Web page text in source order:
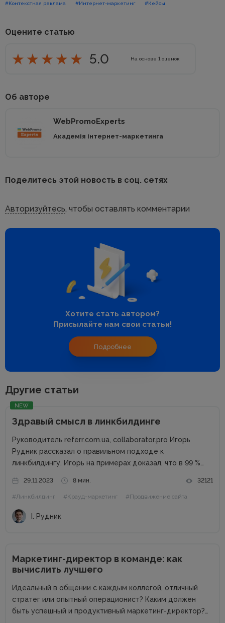
#Контекстная реклама #Интернет-маркетинг #Кейсы
Оцените статью
5.0 На основе 1 оценок
Об авторе
WebPromoExperts
Академія інтернет-маркетинга
Поделитесь этой новость в соц. сетях
Авторизуйтесь, чтобы оставлять комментарии
Хотите стать автором?
Присылайте нам свои статьи!
Подробнее
Другие статьи
NEW
Здравый смысл в линкбилдинге
Руководитель referr.com.ua, collaborator.pro Игорь
Рудник рассказал о правильном подходе к
линкбилдингу. Игорь на примерах доказал, что в 99 %
Сайты можно продвигать множеством способов, среди
которых есть и PBN. При этом PBN разделяются...
29.11.2023 8 мин. 32121
#Линкбилдинг #Крауд-маркетинг #Продвижение сайта
І. Рудник
Маркетинг-директор в команде: как
вычислить лучшего
Идеальный в общении с каждым коллегой, отличный
стратег или опытный операционист? Каким должен
быть успешный и продуктивный маркетинг-директор?